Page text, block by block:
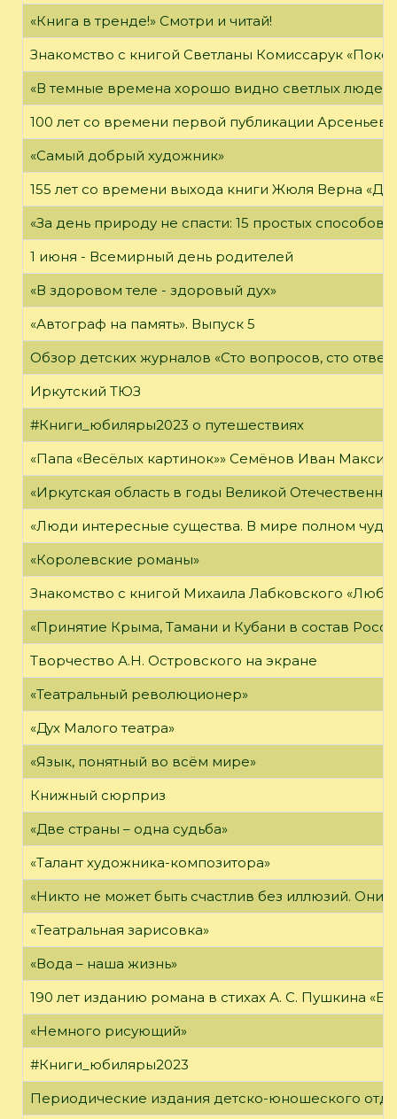
«Книга в тренде!» Смотри и читай!
Знакомство с книгой Светланы Комиссарук
«В темные времена хорошо видно светлых людей»
100 лет со времени первой публикации Арсеньева
«Самый добрый художник»
155 лет со времени выхода книги Жюля Верна
«За день природу не спасти: 15 простых способов
1 июня - Всемирный день родителей
«В здоровом теле - здоровый дух»
«Автограф на память». Выпуск 5
Обзор детских журналов «Сто вопросов, сто
Иркутский ТЮЗ
#Книги_юбиляры2023 о путешествиях
«Папа «Весёлых картинок»» Семёнов Иван
«Иркутская область в годы Великой
«Люди интересные существа. В мире полном
«Королевские романы»
Знакомство с книгой Михаила Лабковского
«Принятие Крыма, Тамани и Кубани в состав
Творчество А.Н. Островского на экране
«Театральный революционер»
«Дух Малого театра»
«Язык, понятный во всём мире»
Книжный сюрприз
«Две страны – одна судьба»
«Талант художника-композитора»
«Никто не может быть счастлив без иллюзий. Они
«Театральная зарисовка»
«Вода – наша жизнь»
190 лет изданию романа в стихах А. С. Пушкина
«Немного рисующий»
#Книги_юбиляры2023
Периодические издания детско-юношеского